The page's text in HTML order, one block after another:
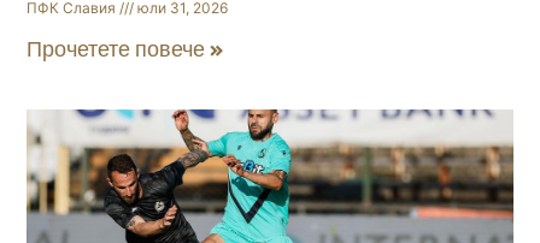
ПФК Славия юли 31, 2026
Прочетете повече »